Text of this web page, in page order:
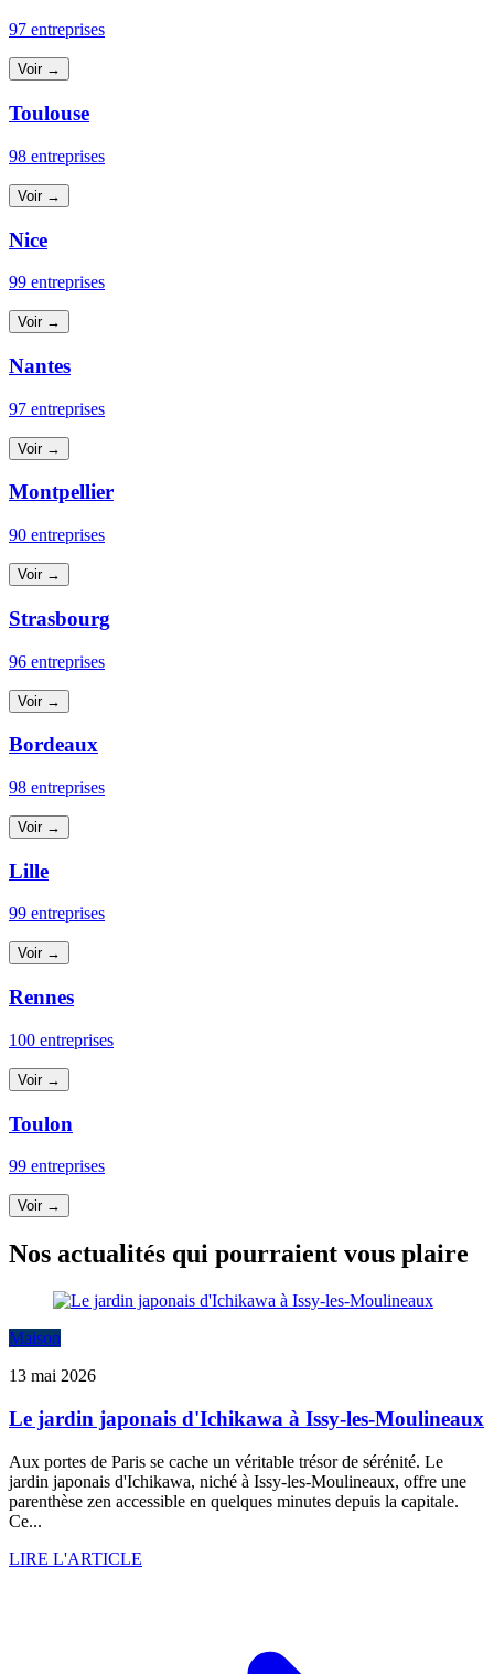
97 entreprises
Voir →
Toulouse
98 entreprises
Voir →
Nice
99 entreprises
Voir →
Nantes
97 entreprises
Voir →
Montpellier
90 entreprises
Voir →
Strasbourg
96 entreprises
Voir →
Bordeaux
98 entreprises
Voir →
Lille
99 entreprises
Voir →
Rennes
100 entreprises
Voir →
Toulon
99 entreprises
Voir →
Nos actualités qui pourraient vous plaire
Maison
13 mai 2026
Le jardin japonais d'Ichikawa à Issy-les-Moulineaux
Aux portes de Paris se cache un véritable trésor de sérénité. Le
jardin japonais d'Ichikawa, niché à Issy-les-Moulineaux, offre une
parenthèse zen accessible en quelques minutes depuis la capitale.
Ce...
LIRE L'ARTICLE